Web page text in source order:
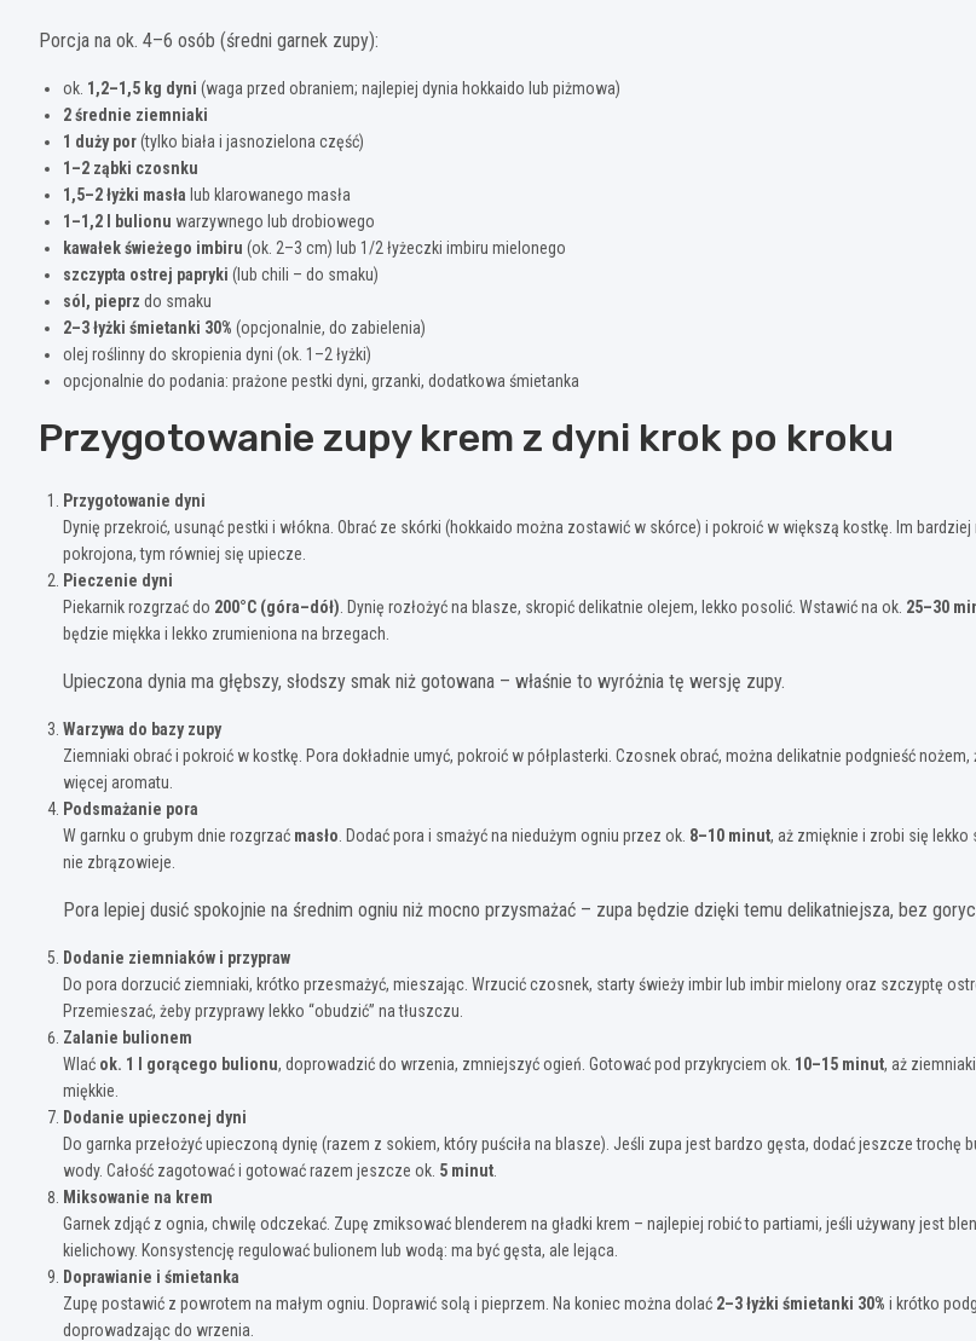
Porcja na ok. 4–6 osób (średni garnek zupy):
ok. 1,2–1,5 kg dyni (waga przed obraniem; najlepiej dynia hokkaido lub piżmowa)
2 średnie ziemniaki
1 duży por(tylko biała i jasnozielona część)
1–2 ząbki czosnku
1,5–2 łyżki masła lub klarowanego masła
1–1,2 l bulionu warzywnego lub drobiowego
kawałek świeżego imbiru (ok. 2–3 cm) lub 1/2 łyżeczki imbiru mielonego
szczypta ostrej papryki (lub chili – do smaku)
sól, pieprz do smaku
2–3 łyżki śmietanki 30% (opcjonalnie, do zabielenia)
olej roślinny do skropienia dyni (ok. 1–2 łyżki)
opcjonalnie do podania: prażone pestki dyni, grzanki, dodatkowa śmietanka
Przygotowanie zupy krem z dyni krok po kroku
Przygotowanie dyni
Dynię przekroić, usunąć pestki i włókna. Obrać ze skórki (hokkaido można zostawić w skórce) i pokroić w większą kostkę. Im
pokrojona, tym równiej się upiecze.
Pieczenie dyni
Piekarnik rozgrzać do 200°C (góra–dół) . Dynię rozłożyć na blasze, skropić delikatnie olejem, lekko posolić. Wstawić na ok. 25–30
będzie miękka i lekko zrumieniona na brzegach.
Upieczona dynia ma głębszy, słodszy smak niż gotowana – właśnie to wyróżnia tę wersję zupy.
Warzywa do bazy zupy
Ziemniaki obrać i pokroić w kostkę. Pora dokładnie umyć, pokroić w półplasterki. Czosnek obrać, można delikatnie podgnieść nożem,
więcej aromatu.
Podsmażanie pora
W garnku o grubym dnie rozgrzać masło . Dodać pora i smażyć na niedużym ogniu przez ok. 8–10 minut, aż zmięknie i zrobi się lekko
nie zbrązowieje.
Pora lepiej dusić spokojnie na średnim ogniu niż mocno przysmażać – zupa będzie dzięki temu delikatniejsza, bez
Dodanie ziemniaków i przypraw
Do pora dorzucić ziemniaki, krótko przesmażyć, mieszając. Wrzucić czosnek, starty świeży imbir lub imbir mielony oraz szczyptę
Przemieszać, żeby przyprawy lekko “obudzić” na tłuszczu.
Zalanie bulionem
Wlać ok. 1 l gorącego bulionu, doprowadzić do wrzenia, zmniejszyć ogień. Gotować pod przykryciem ok. 10–15 minut, aż
miękkie.
Dodanie upieczonej dyni
Do garnka przełożyć upieczoną dynię (razem z sokiem, który puściła na blasze). Jeśli zupa jest bardzo gęsta, dodać jeszcze trochę
wody. Całość zagotować i gotować razem jeszcze ok. 5 minut
Miksowanie na krem
Garnek zdjąć z ognia, chwilę odczekać. Zupę zmiksować blenderem na gładki krem – najlepiej robić to partiami, jeśli używany jest
kielichowy. Konsystencję regulować bulionem lub wodą: ma być gęsta, ale lejąca.
Doprawianie i śmietanka
Zupę postawić z powrotem na małym ogniu. Doprawić solą i pieprzem. Na koniec można dolać 2–3 łyżki śmietanki 30% i krótko
doprowadzając do wrzenia.